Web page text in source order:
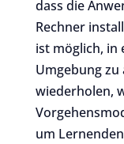
dass die
Rechner
ist möglich, in
Umgebung
wiederholen,
um